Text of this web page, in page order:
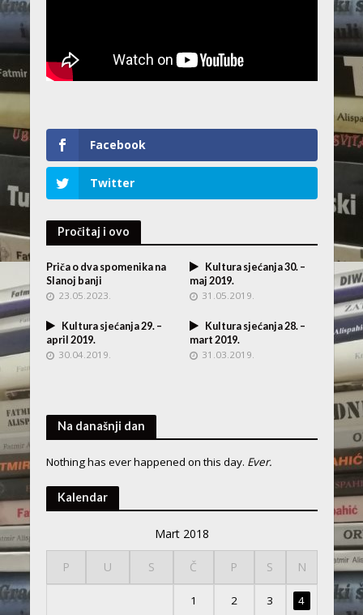
Facebook
Twitter
Pročitaj i ovo
Priča o dva spomenika na
Slanoj banji
23.05.2023.
Kultura sjećanja 30. –
maj 2019.
31.05.2019.
Kultura sjećanja 29. –
april 2019.
30.04.2019.
Kultura sjećanja 28. –
mart 2019.
31.03.2019.
Na današnji dan
Nothing has ever happened on this day. Ever.
Kalendar
Mart 2018
P U S Č P S N
1 2 3 4